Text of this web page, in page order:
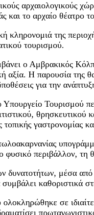
αρχαιολογικούς
και το αρχαίο θέατρο
κληρονομιά της
τουρισμού.
ο Αμβρακικός
αξία. Η παρουσία
για την
Υπουργείο Τουρισμού
γαστρονομίας
φυσικό περιβάλλον,
μέσα από
καθοριστικά
σε